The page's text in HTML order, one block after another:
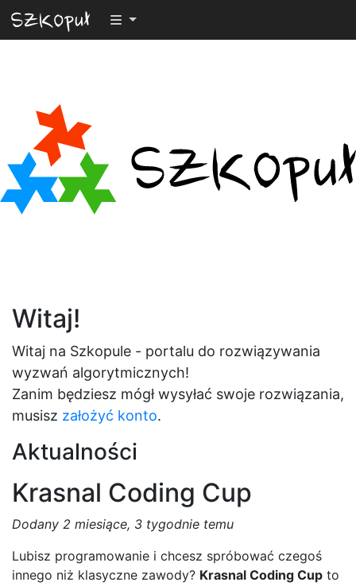
Przełącz widoczność menu
Witaj!
Witaj na Szkopule - portalu do rozwiązywania
wyzwań algorytmicznych!
Zanim będziesz mógł wysyłać swoje rozwiązania,
musisz założyć konto.
Aktualności
Krasnal Coding Cup
Dodany 2 miesiące, 3 tygodnie temu
Lubisz programowanie i chcesz spróbować czegoś
innego niż klasyczne zawody? Krasnal Coding Cup to